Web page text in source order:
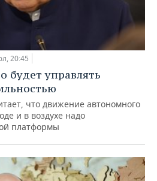
20:45
будет управлять
что движение автономного
и в воздухе надо
платформы